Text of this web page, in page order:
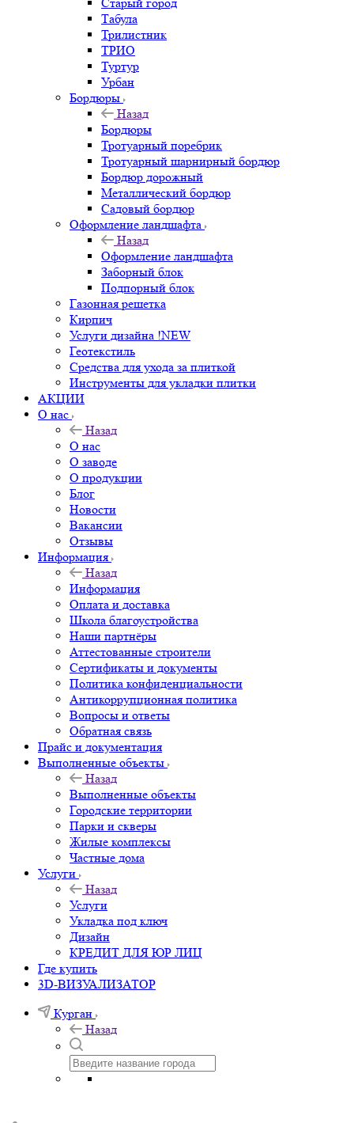
Табула
Трилистник
ТРИО
Туртур
Урбан
Бордюры
Назад
Бордюры
Тротуарный поребрик
Тротуарный шарнирный бордюр
Бордюр дорожный
Металлический бордюр
Садовый бордюр
Оформление ландшафта
Назад
Оформление ландшафта
Заборный блок
Подпорный блок
Газонная решетка
Кирпич
Услуги дизайна !NEW
Геотекстиль
Средства для ухода за плиткой
Инструменты для укладки плитки
АКЦИИ
О нас
Назад
О нас
О заводе
О продукции
Блог
Новости
Вакансии
Отзывы
Информация
Назад
Информация
Оплата и доставка
Школа благоустройства
Наши партнёры
Аттестованные строители
Сертификаты и документы
Политика конфиденциальности
Антикоррупционная политика
Вопросы и ответы
Обратная связь
Прайс и документация
Выполненные объекты
Назад
Выполненные объекты
Городские территории
Парки и скверы
Жилые комплексы
Частные дома
Услуги
Назад
Услуги
Укладка под ключ
Дизайн
КРЕДИТ ДЛЯ ЮР ЛИЦ
Где купить
3D-ВИЗУАЛИЗАТОР
Курган
Назад